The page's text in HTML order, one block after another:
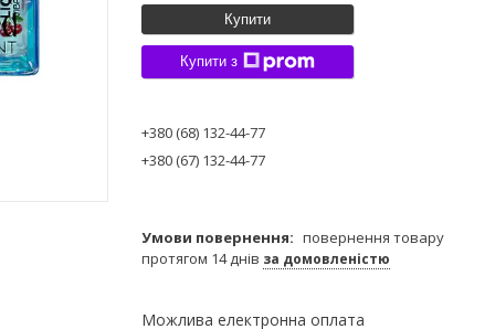
Купити
Купити з
+380 (68) 132-44-77
+380 (67) 132-44-77
повернення товару
протягом 14 днів за домовленістю